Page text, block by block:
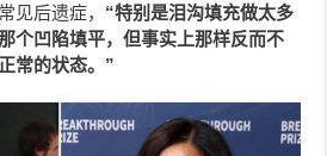
见后遗症， “特别是泪沟填充做太多
个凹陷填平，但事实上那样反而不
常的状态。”